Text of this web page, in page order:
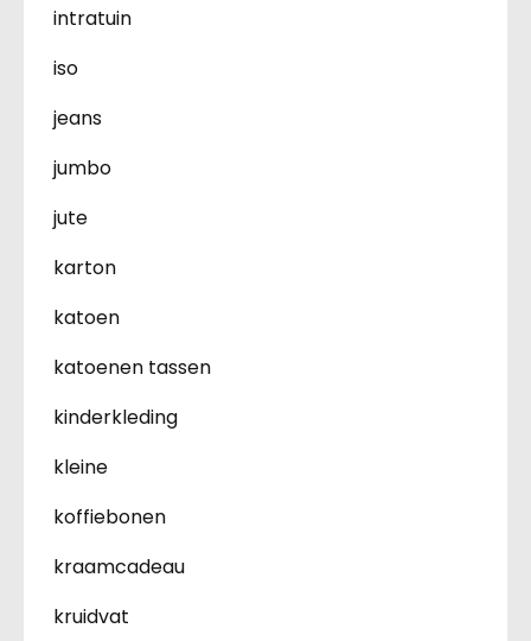
intratuin
iso
jeans
jumbo
jute
karton
katoen
katoenen tassen
kinderkleding
kleine
koffiebonen
kraamcadeau
kruidvat